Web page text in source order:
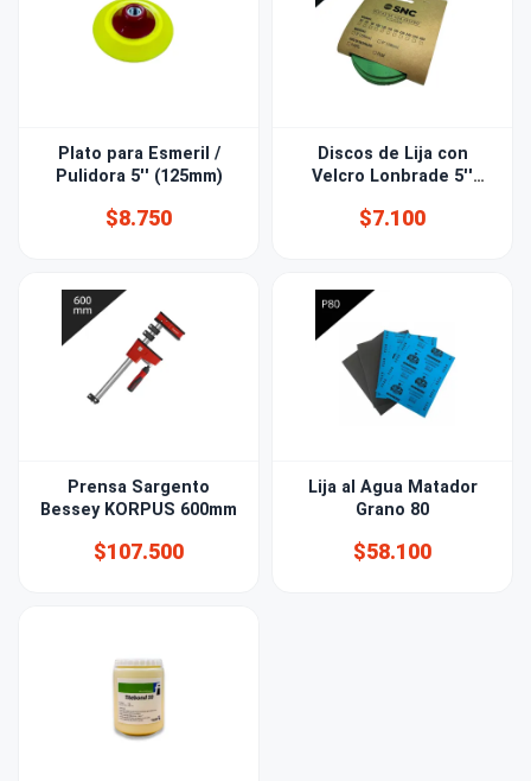
Plato para Esmeril /
Pulidora 5'' (125mm)
$8.750
Discos de Lija con
Velcro Lonbrade 5''
$7.100
Prensa Sargento
Bessey KORPUS 600mm
$107.500
Lija al Agua Matador
Grano 80
$58.100